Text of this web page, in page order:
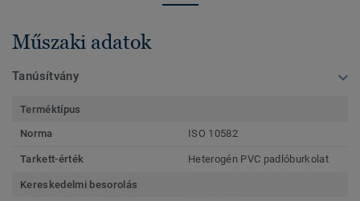
Műszaki adatok
Tanúsítvány
Terméktípus
Norma
ISO 10582
Tarkett-érték Heterogén PVC padlóburkolat
Kereskedelmi besorolás